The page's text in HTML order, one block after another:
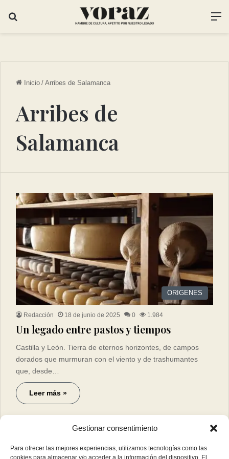
Gestionar consentimiento
Para ofrecer las mejores experiencias, utilizamos tecnologías como las
cookies para almacenar y/o acceder a la información del dispositivo. El
Inicio / Arribes de Salamanca
Arribes de
Salamanca
ORIGENES
Redacción 18 de junio de 2025 0 1.984
Un legado entre pastos y tiempos
Castilla y León. Tierra de eternos horizontes, de campos
dorados que murmuran con el viento y de trashumantes
que, desde…
Leer más »